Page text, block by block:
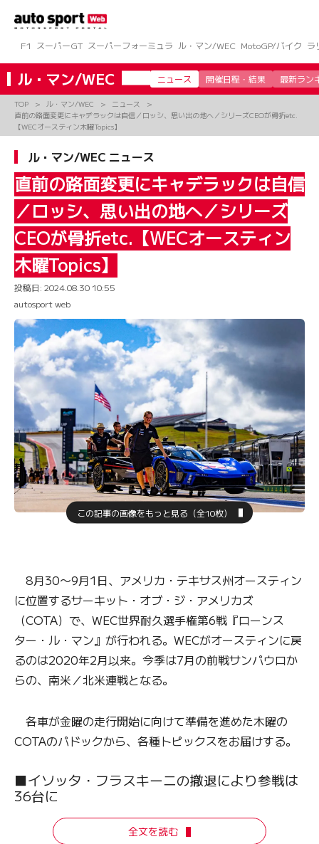
ツ
へ
ス
キ
F1 スーパーGT スーパーフォーミュラ ル・マン/WEC MotoGP/バイク ラ
ル・マン/WEC ニュース 開催日程・結果 最新ラン
TOP ル・マン/WEC
ニュース
直前の路面変更にキャデラックは自信／ロッシ、思い出の地へ／シリーズCEOが骨折etc.
【WECオースティン木曜Topics】
ル・マン/WEC ニュース
直前の路面変更にキャデラックは自信
／ロッシ、思い出の地へ／シリーズ
CEOが骨折etc.【WECオースティン
木曜Topics】
投稿日: 2024.08.30 10:55
autosport web
この記事の画像をもっと見る（全10枚）
8月30〜9月1日、アメリカ・テキサス州オースティン
に位置するサーキット・オブ・ジ・アメリカズ
（COTA）で、WEC世界耐久選手権第6戦『ローンス
ター・ル・マン』が行われる。WECがオースティンに戻
るのは2020年2月以来。今季は7月の前戦サンパウロか
らの、南米／北米連戦となる。
各車が金曜の走行開始に向けて準備を進めた木曜の
COTAのパドックから、各種トピックスをお届けする。
■イソッタ・フラスキーニの撤退により参戦は
36台に
全文を読む